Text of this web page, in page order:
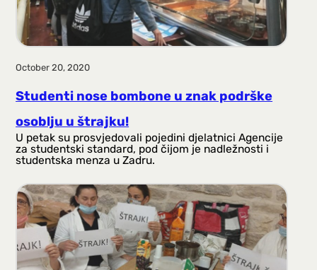
October 20, 2020
Studenti nose bombone u znak podrške
osoblju u štrajku!
U petak su prosvjedovali pojedini djelatnici Agencije
za studentski standard, pod čijom je nadležnosti i
studentska menza u Zadru.